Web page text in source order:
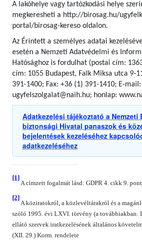
A lakóhelye vagy tartózkodási helye
megkeresheti a http://birosag.hu/
portal/birosag-kereso oldalon.
Az Érintett a személyes adatai
esetén a Nemzeti Adatvédelmi és
Hatósághoz is fordulhat (postai cím:
cím: 1055 Budapest, Falk Miksa utca 9-
391-1400; Fax: +36 (1) 391-1410; E-mail:
ugyfelszolgalat@naih.hu; honlap:
Adatkezelési tájékoztató a Nemzeti
biztonsági Hivatal panaszok és
bejelentések kezeléséhez
adatkezeléséhez
[1]
A címzett fogalmát lásd: GDPR 4. cikk 9.
[2]
A köziratokról, a közlevéltárakról és a
szóló 1995. évi LXVI. törvény (a továbbiakban:
ellátó szervek iratkezelésének általános
(XII. 29.) Korm. rendelete